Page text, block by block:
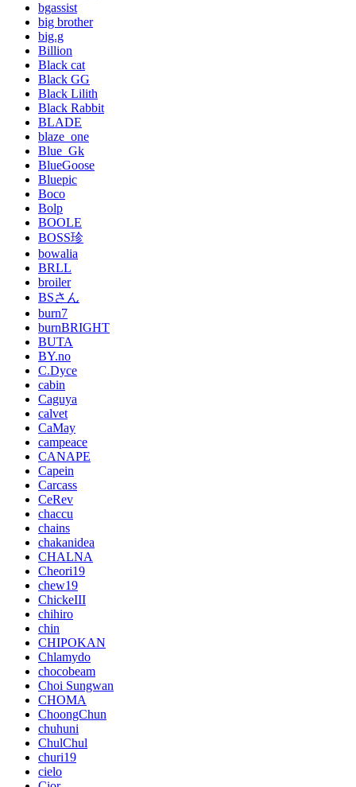
bgassist
big brother
big.g
Billion
Black cat
Black GG
Black Lilith
Black Rabbit
BLADE
blaze_one
Blue_Gk
BlueGoose
Bluepic
Boco
Bolp
BOOLE
BOSS珍
bowalia
BRLL
broiler
BSさん
burn7
burnBRIGHT
BUTA
BY.no
C.Dyce
cabin
Caguya
calvet
CaMay
campeace
CANAPE
Capein
Carcass
CeRev
chaccu
chains
chakanidea
CHALNA
Cheori19
chew19
ChickeIII
chihiro
chin
CHIPOKAN
Chlamydo
chocobeam
Choi Sungwan
CHOMA
ChoongChun
chuhuni
ChulChul
churi19
cielo